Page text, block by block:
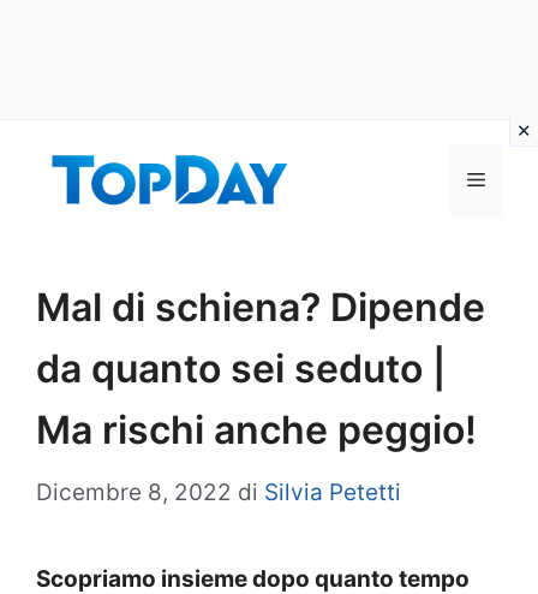
Menu
Mal di schiena? Dipende
da quanto sei seduto |
Ma rischi anche peggio!
Dicembre 8, 2022 di Silvia Petetti
Scopriamo insieme dopo quanto tempo